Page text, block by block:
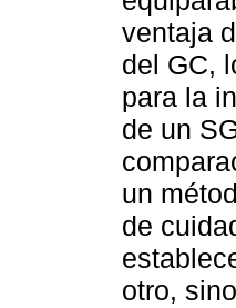
ventaja
del GC,
para la
de un
un
de
otro,